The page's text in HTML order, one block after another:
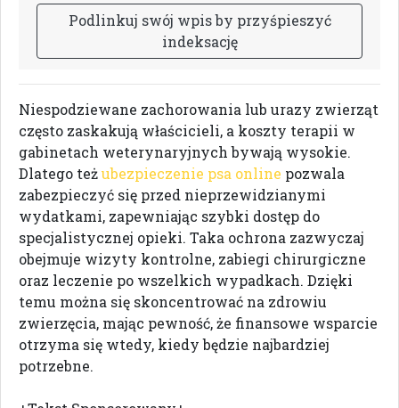
Podlinkuj swój wpisby przyśpieszyć
indeksację
Niespodziewane zachorowania lub urazy zwierząt
często zaskakują właścicieli, a koszty terapii w
gabinetach weterynaryjnych bywają wysokie.
Dlatego teżubezpieczenie psa online pozwala
zabezpieczyć się przed nieprzewidzianymi
wydatkami, zapewniając szybki dostęp do
specjalistycznej opieki. Taka ochrona zazwyczaj
obejmuje wizyty kontrolne, zabiegi chirurgiczne
oraz leczenie po wszelkich wypadkach. Dzięki
temu można się skoncentrować na zdrowiu
zwierzęcia, mając pewność, że finansowe wsparcie
otrzyma się wtedy, kiedy będzie najbardziej
potrzebne.